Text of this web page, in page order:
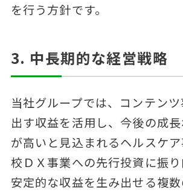
を行う方針です。
3. 中長期的な経営戦略
当社グループでは、コンテン
出す収益を活用し、今後の成
が高いと見込まれるヘルスケ
校ＤＸ事業への先行投資に振
安定的な収益を生み出せる複